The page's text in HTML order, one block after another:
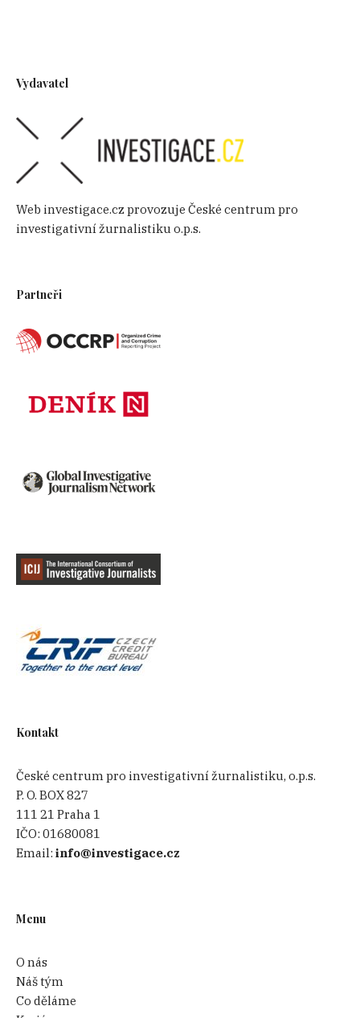
Vydavatel
Web investigace.cz provozuje České centrum pro
investigativní žurnalistiku o.p.s.
Partneři
Kontakt
České centrum pro investigativní žurnalistiku, o.p.s.
P. O. BOX 827
111 21 Praha 1
IČO:01680081
Email:info@investigace.cz
Menu
O nás
Náš tým
Co děláme